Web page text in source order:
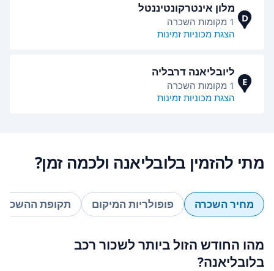
D
מלון אינטרקונטיננטל
1 מקומות השכרה
הצגת מכוניות זמינות
E
ליובליאנה דרבליה
1 מקומות השכרה
הצגת מכוניות זמינות
מתי להזמין בלובליאנה ולכמה זמן?
מחיר השכרה פופולריות המיקום תקופת
מהו החודש הזול ביותר לשכור רכב
בלובליאנה?